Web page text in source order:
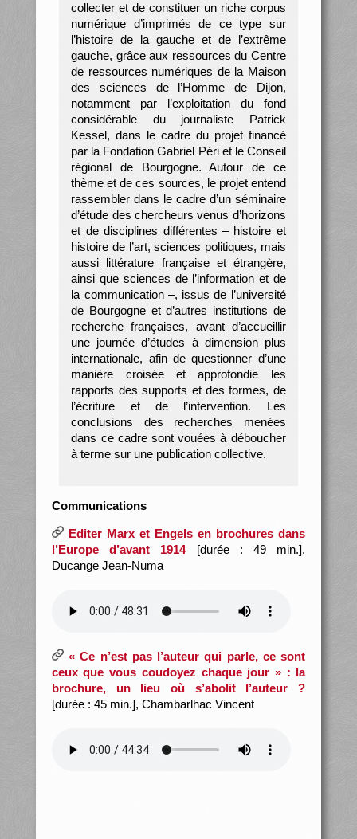
collecter et de constituer un riche corpus
numérique d’imprimés de ce type sur
l’histoire de la gauche et de l’extrême
gauche, grâce aux ressources du Centre
de ressources numériques de la Maison
des sciences de l’Homme de Dijon,
notamment par l’exploitation du fond
considérable du journaliste Patrick
Kessel, dans le cadre du projet financé
par la Fondation Gabriel Péri et le Conseil
régional de Bourgogne. Autour de ce
thème et de ces sources, le projet entend
rassembler dans le cadre d’un séminaire
d’étude des chercheurs venus d’horizons
et de disciplines différentes – histoire et
histoire de l’art, sciences politiques, mais
aussi littérature française et étrangère,
ainsi que sciences de l’information et de
la communication –, issus de l’université
de Bourgogne et d’autres institutions de
recherche françaises, avant d’accueillir
une journée d’études à dimension plus
internationale, afin de questionner d’une
manière croisée et approfondie les
rapports des supports et des formes, de
l’écriture et de l’intervention. Les
conclusions des recherches menées
dans ce cadre sont vouées à déboucher
à terme sur une publication collective.
Communications
Editer Marx et Engels en brochures dans
l’Europe d’avant 1914[durée : 49 min.],
Ducange Jean-Numa
« Ce n’est pas l’auteur qui parle, ce sont
ceux que vous coudoyez chaque jour » : la
brochure, un lieu où s’abolit l’auteur ?
[durée : 45 min.], Chambarlhac Vincent